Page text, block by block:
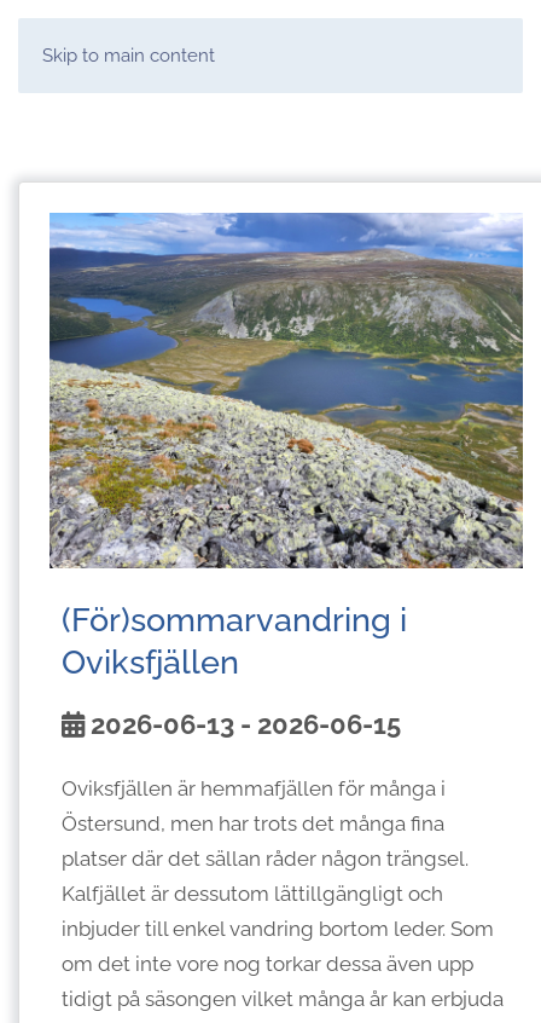
Skip to main content
(För)sommarvandring i
Oviksfjällen
2026-06-13 - 2026-06-15
Oviksfjällen är hemmafjällen för många i
Östersund, men har trots det många fina
platser där det sällan råder någon trängsel.
Kalfjället är dessutom lättillgängligt och
inbjuder till enkel vandring bortom leder. Som
om det inte vore nog torkar dessa även upp
tidigt på säsongen vilket många år kan erbjuda